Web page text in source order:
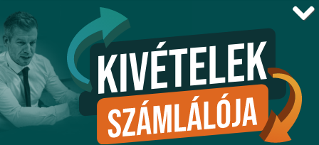
Adatkezelési nyilatkozat
Átláthatósági nyilatkozat
Ugrás az oldal tetejére
Kövessen minket!